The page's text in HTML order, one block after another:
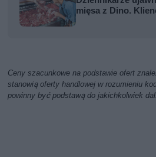
mięsa z Dino.
Ceny szacunkowe na podstawie ofert
stanowią oferty handlowej w rozumieniu
powinny być podstawą do jakichkolwiek